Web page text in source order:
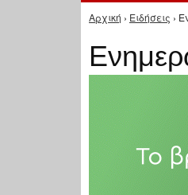
Είστε εδώ
Αρχική › Ειδήσεις ›